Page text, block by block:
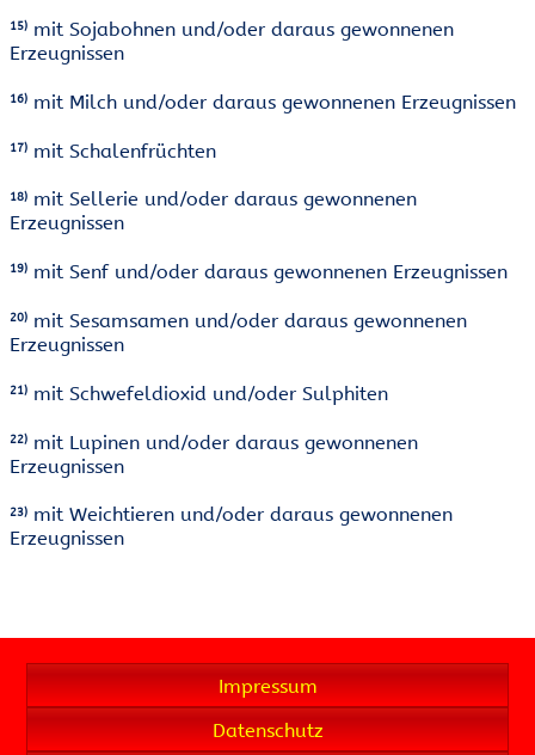
15) mit Sojabohnen und/oder daraus gewonnenen
Erzeugnissen
16) mit Milch und/oder daraus gewonnenen Erzeugnissen
17) mit Schalenfrüchten
18) mit Sellerie und/oder daraus gewonnenen
Erzeugnissen
19) mit Senf und/oder daraus gewonnenen Erzeugnissen
20) mit Sesamsamen und/oder daraus gewonnenen
Erzeugnissen
21) mit Schwefeldioxid und/oder Sulphiten
22) mit Lupinen und/oder daraus gewonnenen
Erzeugnissen
23) mit Weichtieren und/oder daraus gewonnenen
Erzeugnissen
Impressum
Datenschutz